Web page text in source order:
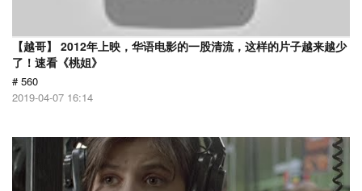
【越哥】 2012年上映，华语电影的一股清流，这样的片子越来越少
了！速看《桃姐》
# 560
2019-04-07 16:14